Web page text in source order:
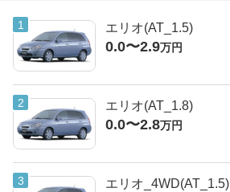
エリオ(AT_1.5)
0.0〜2.9万円
エリオ(AT_1.8)
0.0〜2.8万円
エリオ_4WD(AT_1.5)